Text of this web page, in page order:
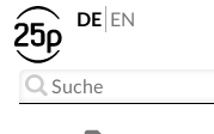
DE EN